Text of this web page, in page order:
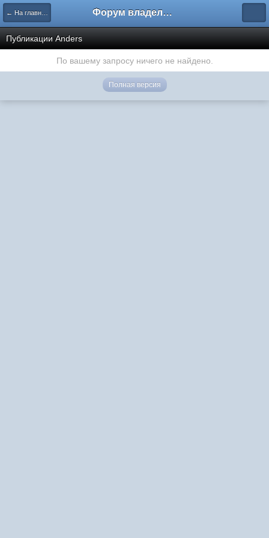
← На главную Форум владельцев интернет-магазинов
Публикации Anders
По вашему запросу ничего не найдено.
Полная версия